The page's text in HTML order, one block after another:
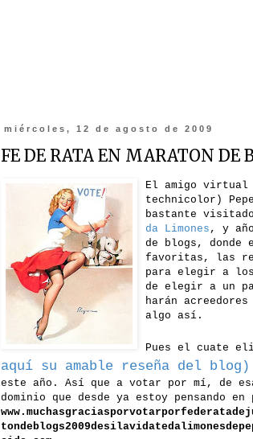
miércoles, 12 de agosto de 2009
FE DE RATA EN MARATON DE
El amigo virtual
technicolor)
bastante
da Limones , y
de blogs, donde
favoritas, las
para elegir a
de elegir a un
harán
algo así.
Pues el cuate
aquí su amable reseña del blog)
este año. Así que a votar por mí, de esa
dominio que desde ya estoy pensando en